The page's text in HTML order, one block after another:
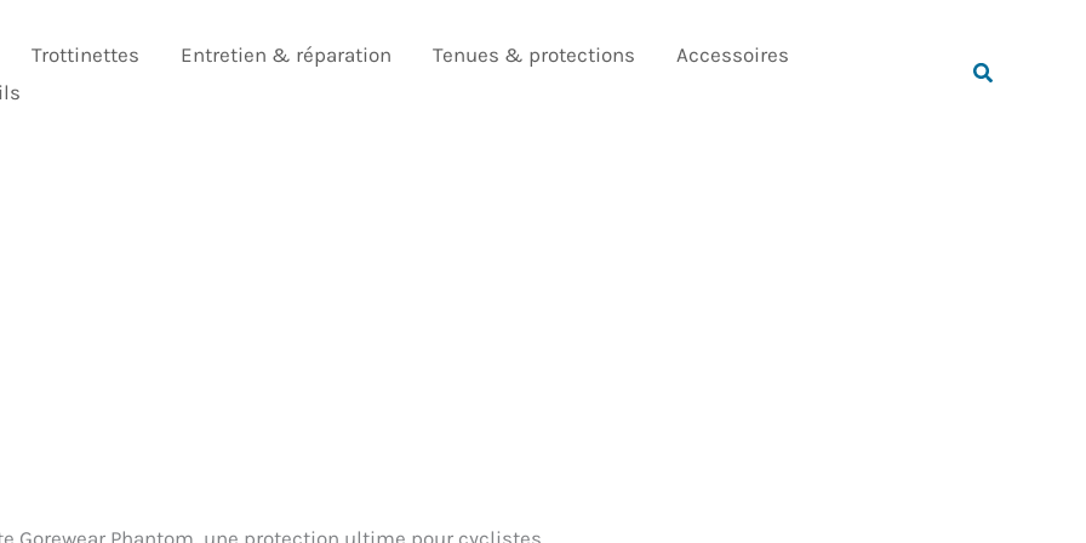
Trottinettes Entretien & réparation Tenues & protections
Accessoires
Rechercher
Gorewear Phantom, une protection ultime pour cyclistes